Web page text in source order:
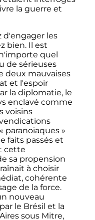
la guerre et
d'engager les
bien. Il est
quel
de sérieuses
deux mauvaises
et l'espoir
la diplomatie, le
enclavé comme
voisins
paranoïaques »
faits passés et
cette
sa propension
à choisir
cohérente
de la force.
nouveau
le Brésil et la
sous Mitre,